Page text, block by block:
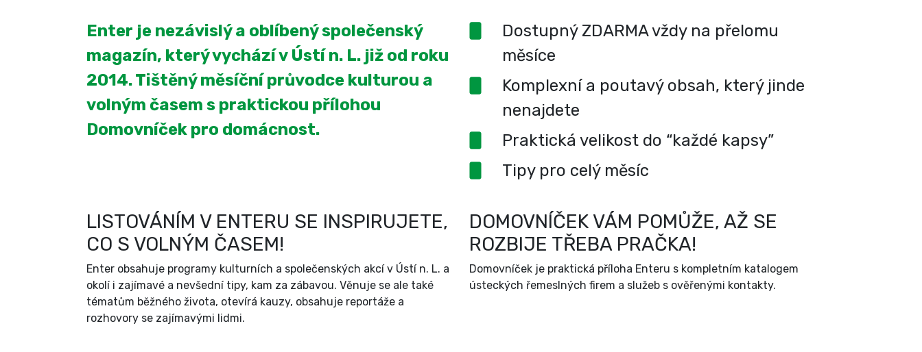
Enter je nezávislý a oblíbený společenský
magazín, který vychází v Ústí n. L. již od roku
2014. Tištěný měsíční průvodce kulturou a
volným časem s praktickou přílohou
Domovníček pro domácnost.
Dostupný ZDARMA vždy na přelomu
měsíce
Komplexní a poutavý obsah, který jinde
nenajdete
Praktická velikost do “každé kapsy”
Tipy pro celý měsíc
LISTOVÁNÍM V ENTERU SE INSPIRUJETE,
CO S VOLNÝM ČASEM!
Enter obsahuje programy kulturních a společenských akcí v Ústí n. L. a
okolí i zajímavé a nevšední tipy, kam za zábavou. Věnuje se ale také
tématům běžného života, otevírá kauzy, obsahuje reportáže a
rozhovory se zajímavými lidmi.
DOMOVNÍČEK VÁM POMŮŽE, AŽ SE
ROZBIJE TŘEBA PRAČKA!
Domovníček je praktická příloha Enteru s kompletním katalogem
ústeckých řemeslných firem a služeb s ověřenými kontakty.